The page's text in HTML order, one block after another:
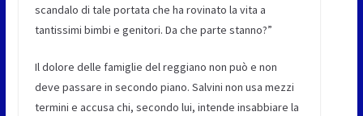
scandalo di tale portata che ha rovinato la vita a
tantissimi bimbi e genitori. Da che parte stanno?”
Il dolore delle famiglie del reggiano non può e non
deve passare in secondo piano. Salvini non usa mezzi
termini e accusa chi, secondo lui, intende insabbiare la